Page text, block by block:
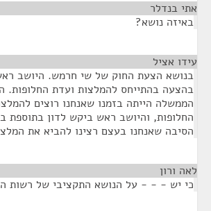
אתי בנדלר
באיזה נושא?
עידו אציל
בנושא הצעת החוק של שי חרמש. היושב
בהצעה בהתייחס להמלצות ועדת החלופות.
הממשלה הייתה בזמנו שאנחנו רוצים
החלופות, והיושב ראש ביקש לדון
הסיבה שאנחנו בעצם רצינו להביא את
לאה ורון
כי יש - - - על הנושא התקציבי של רשות